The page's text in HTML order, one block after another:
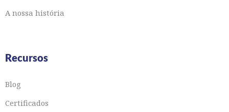
A nossa história
Recursos
Blog
Certificados